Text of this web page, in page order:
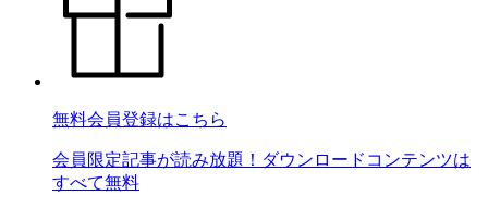
無料会員登録はこちら
会員限定記事が読み放題！ダウンロードコンテンツは
すべて無料